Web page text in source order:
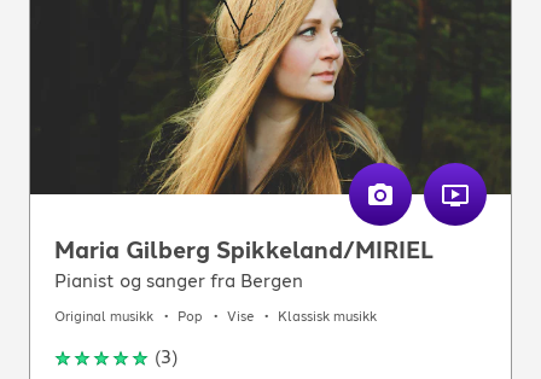
Maria Gilberg Spikkeland/MIRIEL
Pianist og sanger fra Bergen
Original musikk Pop Vise Klassisk musikk
(3)